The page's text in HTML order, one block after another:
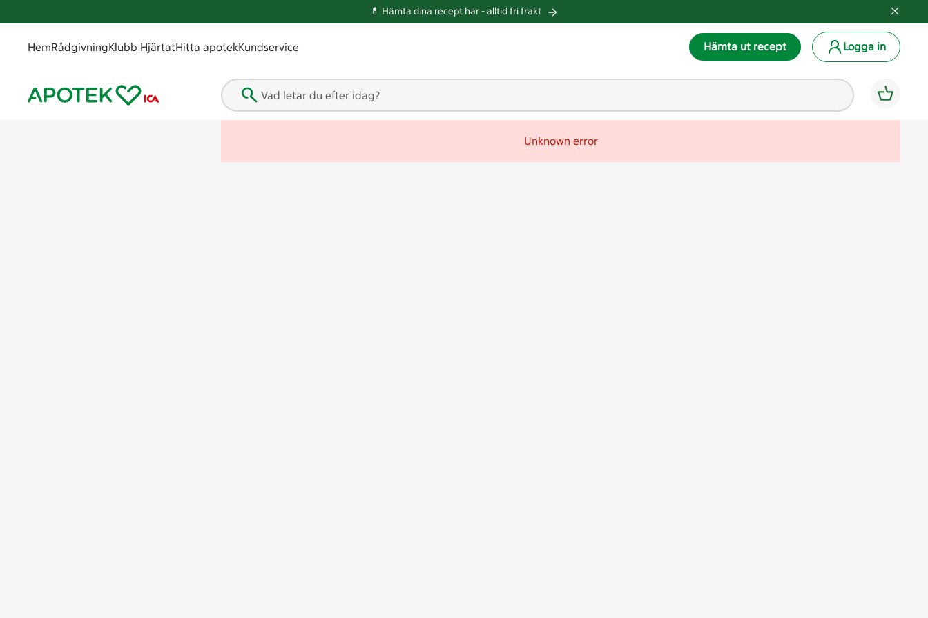
💊 Hämta dina recept här -alltid fri frakt
HemRådgivningKlubb HjärtatHitta apotekKundservice Hämta ut recept Logga in
Vad letar du efter idag?
Unknown error